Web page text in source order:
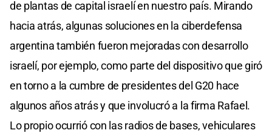
de plantas de capital israelí en nuestro país. Mirando
hacia atrás, algunas soluciones en la ciberdefensa
argentina también fueron mejoradas con desarrollo
israelí, por ejemplo, como parte del dispositivo que giró
en torno a la cumbre de presidentes del G20 hace
algunos años atrás y que involucró a la firma Rafael.
Lo propio ocurrió con las radios de bases, vehiculares